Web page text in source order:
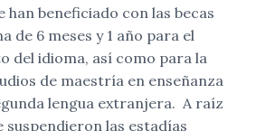
han beneficiado con las becas
de 6 meses y 1 año para el
del idioma, así como para la
de maestría en enseñanza
lengua extranjera. A raíz
suspendieron las estadías